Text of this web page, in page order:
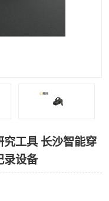
工具 长沙智能穿
录设备